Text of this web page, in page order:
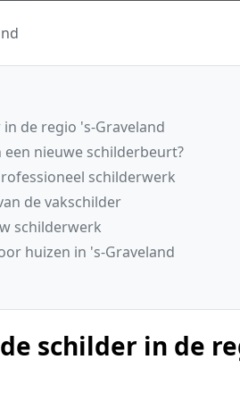
de regio 's-Graveland
nieuwe schilderbeurt?
schilderwerk
de vakschilder
schilderwerk
huizen in 's-Graveland
schilder in de